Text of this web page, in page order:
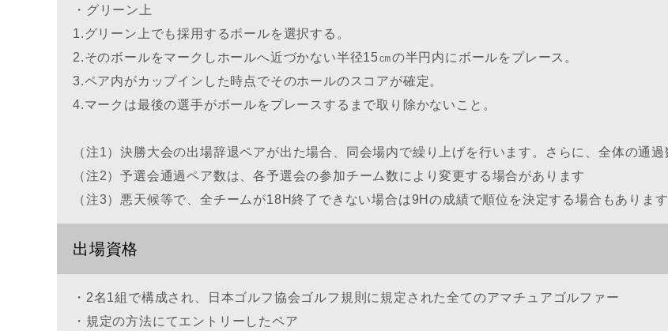
・グリーン上
1.グリーン上でも採用するボールを選択する。
2.そのボールをマークしホールへ近づかない半径15㎝の半円内にボールをプレース。
3.ペア内がカップインした時点でそのホールのスコアが確定。
4.マークは最後の選手がボールをプレースするまで取り除かないこと。
（注1）決勝大会の出場辞退ペアが出た場合、同会場内で繰り上げを行います。さらに、全体の通
（注2）予選会通過ペア数は、各予選会の参加チーム数により変更する場合があります
（注3）悪天候等で、全チームが18H終了できない場合は9Hの成績で順位を決定する場合もあります
出場資格
・2名1組で構成され、日本ゴルフ協会ゴルフ規則に規定された全てのアマチュアゴルファー
・規定の方法にてエントリーしたペア